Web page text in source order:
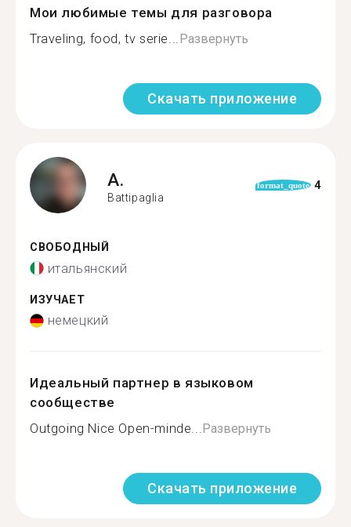
Мои любимые темы для разговора
Traveling, food, tv serie...Развернуть
Скачать приложение
A.
Battipaglia
format_quote 4
СВОБОДНЫЙ
итальянский
ИЗУЧАЕТ
немецкий
Идеальный партнер в языковом
сообществе
Outgoing Nice Open-minde...Развернуть
Скачать приложение